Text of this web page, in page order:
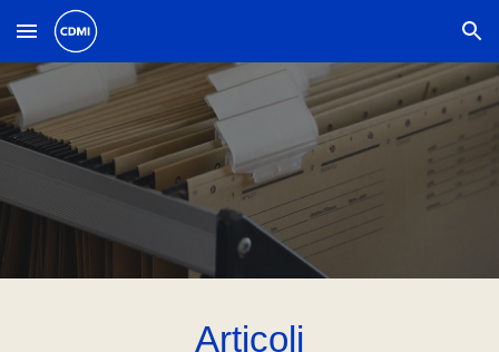
Skip to main content Skip to navigation
Articoli